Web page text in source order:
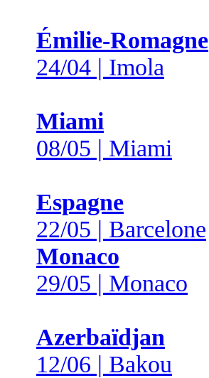
Émilie-Romagne
24/04 | Imola
Miami
08/05 | Miami
Espagne
22/05 | Barcelone
Monaco
29/05 | Monaco
Azerbaïdjan
12/06 | Bakou